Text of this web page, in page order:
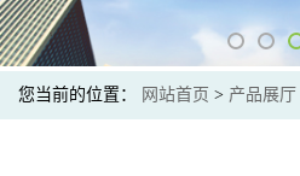
您当前的位置： 网站首页 > 产品展厅